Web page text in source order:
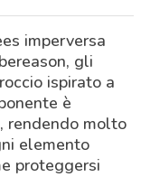
imperversa
gli
ispirato a
è
rendendo molto
elemento
proteggersi